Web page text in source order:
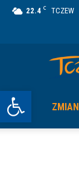
Otwórz pasek narzędzi
22.4 C TCZEW